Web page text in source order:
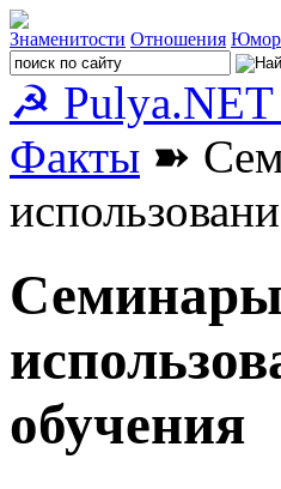
Знаменитости Отношения Юмор
☭
Факты ➽
Семинары
обучения